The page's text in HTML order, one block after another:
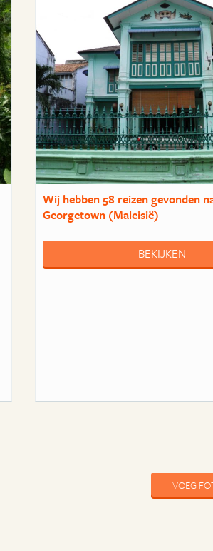
Wij hebben58 reizengevonden
Georgetown (Maleisië)
BEKIJKEN
VOEG